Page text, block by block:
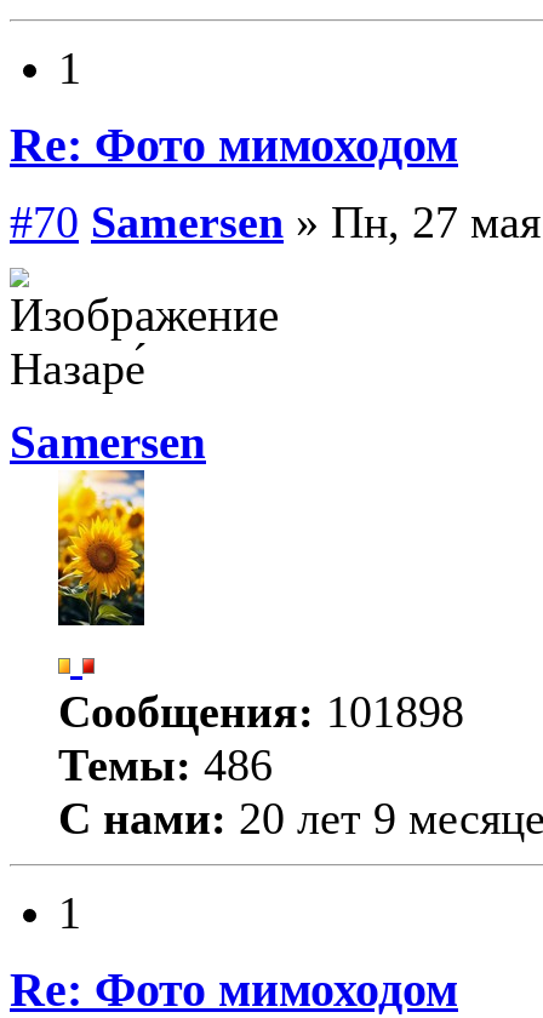
1
Re: Фото мимоходом
#70 Samersen » Пн, 27
Назаре́
Samersen
Сообщения: 101898
Темы: 486
С нами: 20 лет 9
1
Re: Фото мимоходом